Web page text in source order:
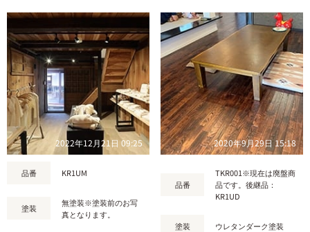
2022年12月21日 09:25
品番 KR1UM
塗装
無塗装※塗装前のお写
真となります。
2020年9月29日 15:18
品番
TKR001※現在は廃盤商
品です。後継品：
KR1UD
塗装 ウレタンダーク塗装